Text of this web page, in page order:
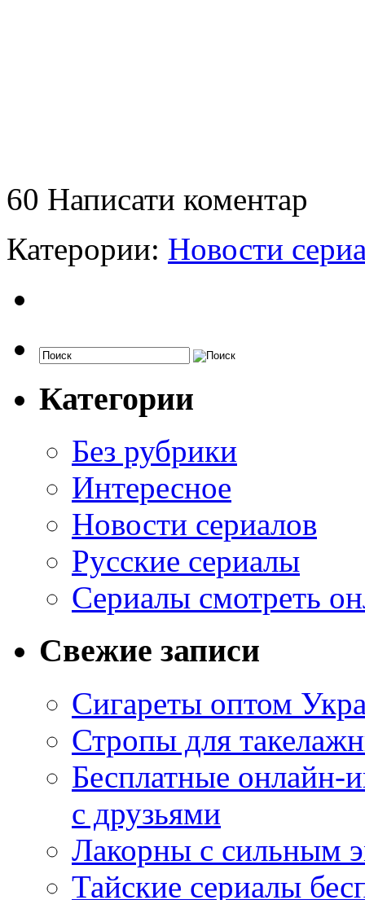
60 Написати коментар
Катерории: Новости
Категории
Без рубрики
Интересное
Новости сериалов
Русские сериалы
Сериалы смотреть
Свежие записи
Сигареты оптом
Стропы для
Бесплатные
с друзьями
Лакорны с сильным
Тайские сериалы